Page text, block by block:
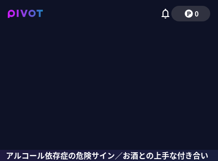
0
アルコール依存症の危険サイン／お酒との上手な付き合い
松本俊彦国山ハセン柴田阿弥